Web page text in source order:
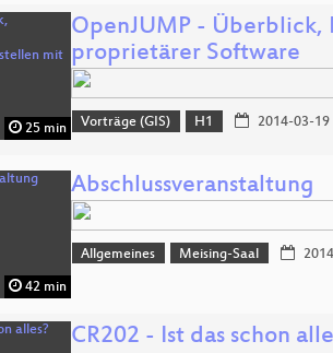
25 min
OpenJUMP -
proprietärer Software
Vorträge (GIS) H1 2014-03-19
42 min
Abschlussveranstaltung
Allgemeines Meising-Saal
CR202 - Ist das schon